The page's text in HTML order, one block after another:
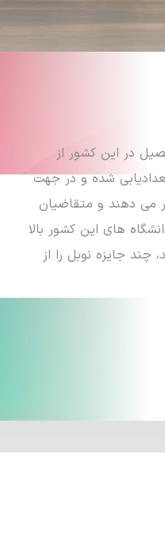
در این کشور از
شده و در جهت
می دهند و متقاضیان
های این کشور بالا
جایزه نوبل را از